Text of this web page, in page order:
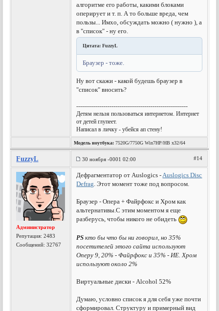
алгоритме его работы, какими блоками
оперирует и т. п. А то больше вреда, чем
пользы... Имхо, обсуждать можно ( нужно ), а
в "список" - ну его.
Цитата: FuzzyL
Браузер - тоже.
Ну вот скажи - какой будешь браузер в
"список" вносить?
---------------------------------------------------------
Детям нельзя пользоваться интернетом. Интернет
от детей глупеет.
Написал в личку - убейся ап стену!
Модель ноутбука: 7520G/7750G Win7HP/HB x32/64
FuzzyL 30 ноября -0001 02:00 #14
Администратор
Репутация:2483
Сообщений: 32767
Дефрагментатор от Auslogics -Auslogics Disc
Defrag. Этот момент тоже под вопросом.
Браузер - Опера + Файрфокс и Хром как
альтернативы.С этим моментом я еще
разберусь, чтобы никого не обидеть
PS кто бы что бы ни говорил, но 35%
посетителей этого сайта используют
Оперу 9, 20% - Файрфокс и 35% - ИЕ. Хром
используют около 2%
Виртуальные диски - Alcohol 52%
Думаю, условно список я для себя уже почти
сформировал. Структуру и примерный вид